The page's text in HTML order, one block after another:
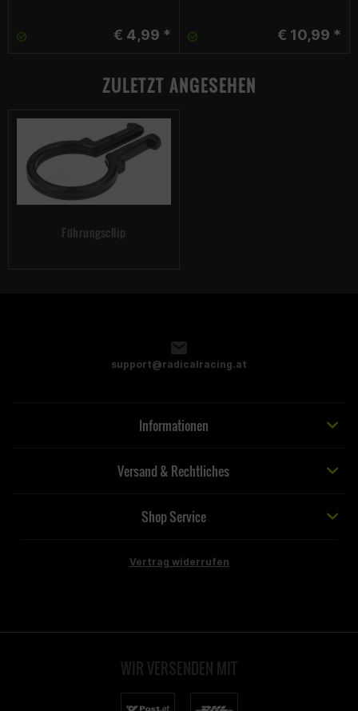
€ 4,99 * € 10,99 *
ZULETZT ANGESEHEN
Führungscllip
support@radicalracing.at
Informationen
Versand & Rechtliches
Shop Service
Vertrag widerrufen
WIR VERSENDEN MIT